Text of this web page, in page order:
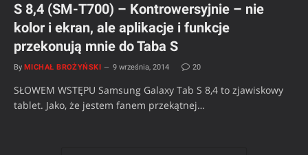
S 8,4 (SM-T700) – Kontrowersyjnie – nie
kolor i ekran, ale aplikacje i funkcje
przekonują mnie do Taba S
By MICHAŁ BROŻYŃSKI 9 września, 2014 20
SŁOWEM WSTĘPU Samsung Galaxy Tab S 8,4 to zjawiskowy
tablet. Jako, że jestem fanem przekątnej…